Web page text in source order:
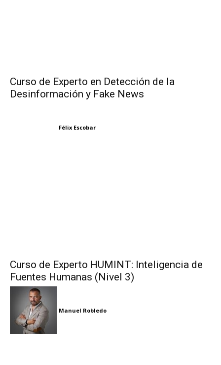
Curso de Experto en Detección de la
Desinformación y Fake News
Félix Escobar
Curso de Experto HUMINT: Inteligencia de
Fuentes Humanas (Nivel 3)
Manuel Robledo